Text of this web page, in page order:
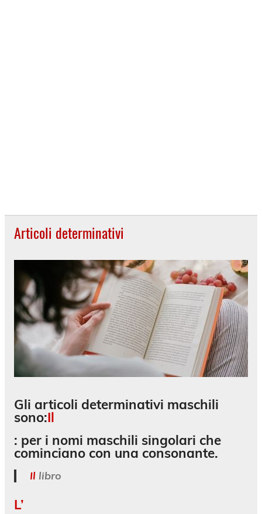
Articoli determinativi
Gli articoli determinativi maschili
sono:Il
: per i nomi maschili singolari che
cominciano con una consonante.
Illibro
L’